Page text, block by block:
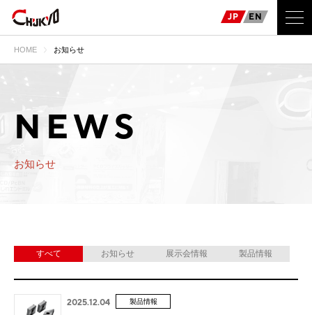
JP EN
HOME お知らせ
NEWS
お知らせ
すべて お知らせ 展示会情報 製品情報
2025.12.04 製品情報